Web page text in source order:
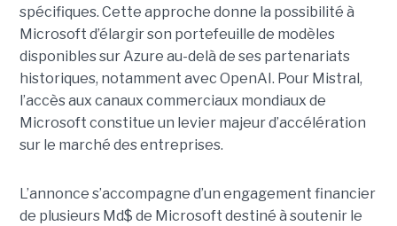
spécifiques. Cette approche donne la possibilité à
Microsoft d’élargir son portefeuille de modèles
disponibles sur Azure au-delà de ses partenariats
historiques, notamment avec OpenAI. Pour Mistral,
l’accès aux canaux commerciaux mondiaux de
Microsoft constitue un levier majeur d’accélération
sur le marché des entreprises.
L’annonce s’accompagne d’un engagement financier
de plusieurs Md$ de Microsoft destiné à soutenir le